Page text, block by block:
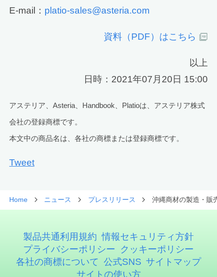
E-mail： platio-sales@asteria.com
資料（PDF）はこちら
以上
日時：2021年07月20日 15:00
アステリア、Asteria、Handbook、Platioは、アステリア株式
会社の登録商標です。
本文中の商品名は、各社の商標または登録商標です。
Tweet
Home ニュース プレスリリース 沖縄商材の製造・販
製品共通利用規約 情報セキュリティ方針
プライバシーポリシー
クッキーポリシー
各社の商標について 公式SNS サイトマップ
サイトの使い方